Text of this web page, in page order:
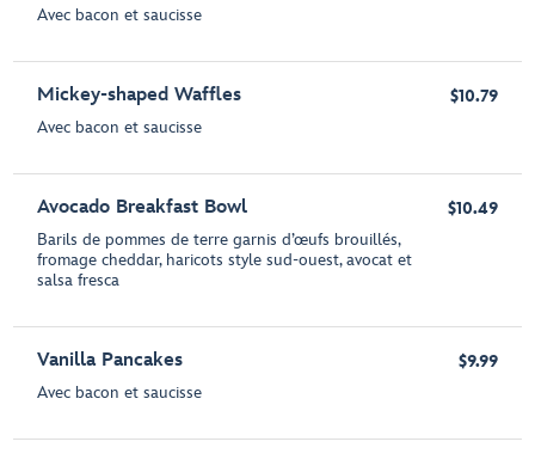
Avec bacon et saucisse
Mickey-shaped Waffles
Avec bacon et saucisse
$10.79
Avocado Breakfast Bowl
Barils de pommes de terre garnis d’œufs brouillés,
fromage cheddar, haricots style sud-ouest, avocat et
salsa fresca
$10.49
Vanilla Pancakes
Avec bacon et saucisse
$9.99